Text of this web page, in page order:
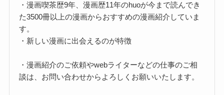
・漫画喫茶歴9年、漫画歴11年のhuoが今まで読んでき
た3500冊以上の漫画からおすすめの漫画紹介していま
す。
・新しい漫画に出会えるのが特徴
・漫画紹介のご依頼やwebライターなどの仕事のご相
談は、お問い合わせからよろしくお願いいたします。